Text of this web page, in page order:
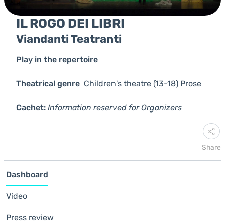
IL ROGO DEI LIBRI
Viandanti Teatranti
Play in the repertoire
Theatrical genre Children's theatre (13-18) Prose
Cachet: Information reserved for Organizers
Share
Dashboard
Video
Press review